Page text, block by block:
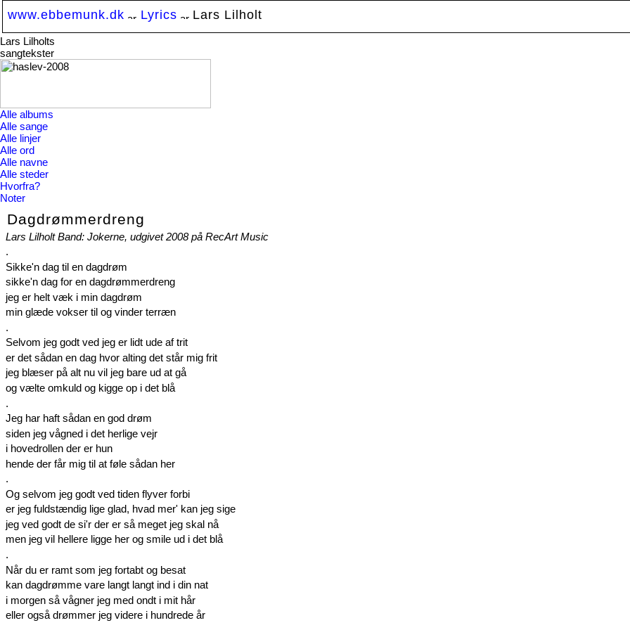
www.ebbemunk.dk Lyrics Lars Lilholt
Lars Lilholts
sangtekster
Alle albums
Alle sange
Alle linjer
Alle ord
Alle navne
Alle steder
Hvorfra?
Noter
Dagdrømmerdreng
Lars Lilholt Band: Jokerne, udgivet 2008 på RecArt Music
.
Sikke'n dag til en dagdrøm
sikke'n dag for en dagdrømmerdreng
jeg er helt væk i min dagdrøm
min glæde vokser til og vinder terræn
.
Selvom jeg godt ved jeg er lidt ude af trit
er det sådan en dag hvor alting det står mig frit
jeg blæser på alt nu vil jeg bare ud at gå
og vælte omkuld og kigge op i det blå
.
Jeg har haft sådan en god drøm
siden jeg vågned i det herlige vejr
i hovedrollen der er hun
hende der får mig til at føle sådan her
.
Og selvom jeg godt ved tiden flyver forbi
er jeg fuldstændig lige glad, hvad mer' kan jeg sige
jeg ved godt de si'r der er så meget jeg skal nå
men jeg vil hellere ligge her og smile ud i det blå
.
Når du er ramt som jeg fortabt og besat
kan dagdrømme vare langt langt ind i din nat
i morgen så vågner jeg med ondt i mit hår
eller også drømmer jeg videre i hundrede år